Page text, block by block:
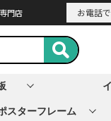
門店 お電話
スターフレーム